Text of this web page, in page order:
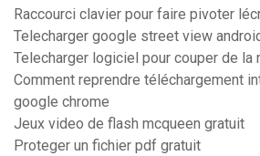
Raccourci clavier pour faire pivoter
Telecharger google street view
Telecharger logiciel pour couper de la
Comment reprendre téléchargement
google chrome
Jeux video de flash mcqueen gratuit
Proteger un fichier pdf gratuit